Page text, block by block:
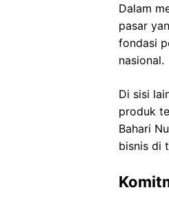
Dalam
pasar
fondasi
nasional.
Di sisi
produk
Bahari
bisnis di